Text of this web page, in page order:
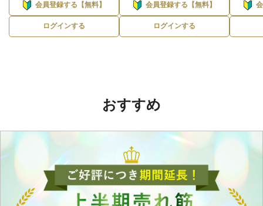
会員登録する【無料】
ログインする
会員登録する【無料】
ログインする
おすすめ